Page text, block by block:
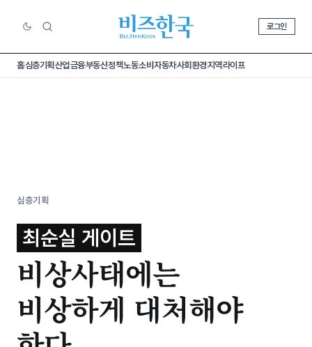
로그인
홈심층기획산업금융부동산정책노동소비 자동차사회환경지역라이프
심층기획
최순실 게이트
비상사태에는
비상하게 대처해야